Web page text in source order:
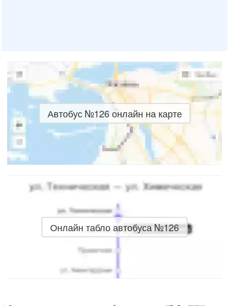
Автобус №126 онлайн на карте
Онлайн табло автобуса №126